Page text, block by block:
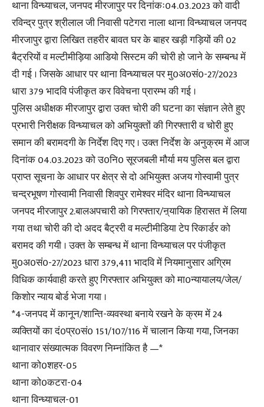
थाना विन्ध्याचल, जनपद मीरजापुर पर दिनांकः04.03.2023 को वादी
रविन्द्र पुत्र श्रीलाल जी निवासी पटेगरा नाला थाना विन्ध्याचल जनपद
मीरजापुर द्वारा लिखित तहरीर बावत घर के बाहर खड़ी गड़ियों की 02
बैट्ररियों व मल्टीमीड़िया आडियो सिस्टम की चोरी हो जाने के सम्बन्ध में
दी गई । जिसके आधार पर थाना विन्ध्याचल पर मु0अ0सं0-27/2023
धारा 379 भादवि पंजीकृत कर विवेचना प्रारम्भ की गई ।
पुलिस अधीक्षक मीरजापुर द्वारा उक्त चोरी की घटना का संज्ञान लेते हुए
प्रभारी निरीक्षक विन्ध्याचल को अभियुक्तों की गिरफ्तारी व चोरी हुए
समान की बरामदगी के निर्देश दिए गए । उक्त निर्देश के अनुक्रम में आज
दिनांक 04.03.2023 को उ0नि0 सूरजबली मौर्या मय पुलिस बल द्वारा
प्राप्त सूचना के आधार पर क्षेत्र से दो अभियुक्त अजय गोस्वामी पुत्र
चन्द्रभूषण गोस्वामी निवासी शिवपुर रामेश्वर मंदिर थाना विन्ध्याचल
जनपद मीरजापुर 2.बालअपचारी को गिरफ्तार/ऩ्यायिक हिरासत में लिया
गया तथा चोरी की दो अदद बैट्ररी व मल्टीमीडिया टेप रिकार्डर को
बरामद की गयी । उक्त के सम्बन्ध में थाना विन्ध्याचल पर पंजीकृत
मु0अ0सं0-27/2023 धारा 379,411 भादवि में नियमानुसार अग्रिम
विधिक कार्यवाही करते हुए गिरफ्तार अभियुक्त को मा0न्यायालय/जेल/
किशोर न्याय बोर्ड भेजा गया ।
*4-जनपद में कानून/शान्ति-व्यवस्था बनाये रखने के क्रम में 24
व्यक्तियों का दं0प्र0सं0 151/107/116 में चालान किया गया, जिनका
थानावार संख्यात्मक विवरण निम्नांकित है —*
थाना को0शहर-05
थाना को0कटरा-04
थाना विन्ध्याचल-01